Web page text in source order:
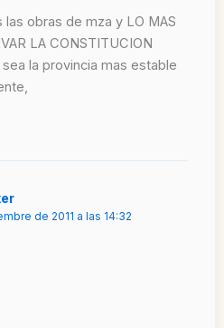
obras de mza y LO MAS
LA CONSTITUCION
la provincia mas estable
de 2011 a las 14:32